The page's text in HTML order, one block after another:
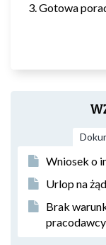
Gotowa
Wniosek o
Urlop na
Brak